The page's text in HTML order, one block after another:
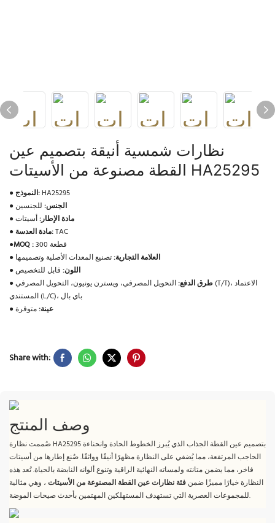
نظارات شمسية أنيقة بتصميم عين
القطة مصنوعة من الأسيتات HA25295
● النموذج: HA25295
●
الجنس: للجنسين
●
مادة الإطار:أسيتات
●
مادة العدسة:TAC
●MOQ :
300 قطعة
●
العلامة التجارية:تصنيع المعدات الأصلية وتصميمها
●
اللون: قابل للتخصيص
●
طرق الدفع:التحويل المصرفي، ويسترن يونيون، التحويل المصرفي (T/T)، الاعتماد
المستندي (L/C)، باي بال
●
عينة:متوفرة
Share with:
وصف المنتج
صُممت نظارة HA25295 بتصميم عين القطة الجذاب الذي يُبرز الخطوط الحادة وانحناءة
الحاجب المرتفعة، مما يُضفي على النظارة مظهرًا أنيقًا وواثقًا. صُنع إطارها من أسيتات
فاخر، مما يضمن متانته ولمساته النهائية الراقية وتنوع ألوانه النابضة بالحياة. تُعد هذه
النظارة خيارًا مميزًا ضمن فئة نظارات عين القطة المصنوعة من الأسيتات ، وهي مثالية
للمجموعات العصرية التي تستهدف المستهلكين المهتمين بأحدث صيحات الموضة.